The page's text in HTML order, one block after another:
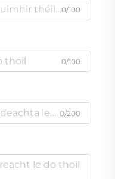
0/100
0/100
0/200